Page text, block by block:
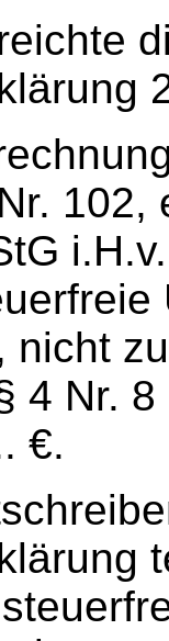
nicht
4 Nr. 8
€.